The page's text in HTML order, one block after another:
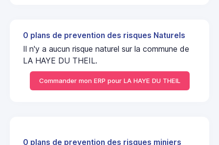
0 plans de prevention des risques Naturels
Il n'y a aucun risque naturel sur la commune de
LA HAYE DU THEIL.
Commander mon ERP pour LA HAYE DU THEIL
0 plans de prevention des risques miniers